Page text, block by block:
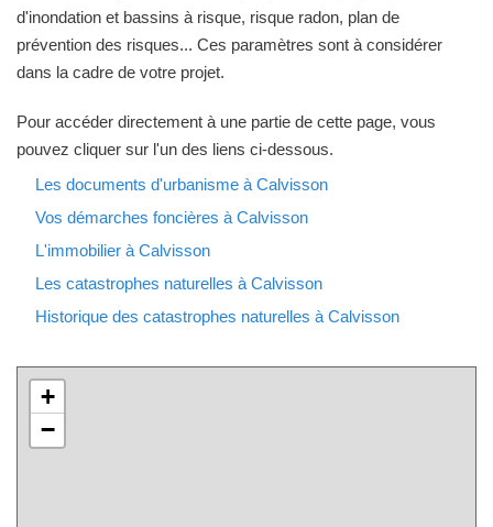
d'inondation et bassins à risque, risque radon, plan de
prévention des risques... Ces paramètres sont à considérer
dans la cadre de votre projet.
Pour accéder directement à une partie de cette page, vous
pouvez cliquer sur l'un des liens ci-dessous.
Les documents d'urbanisme à Calvisson
Vos démarches foncières à Calvisson
L'immobilier à Calvisson
Les catastrophes naturelles à Calvisson
Historique des catastrophes naturelles à Calvisson
+
−